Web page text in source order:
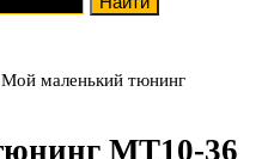
Мой маленький тюнинг
МТ10-36